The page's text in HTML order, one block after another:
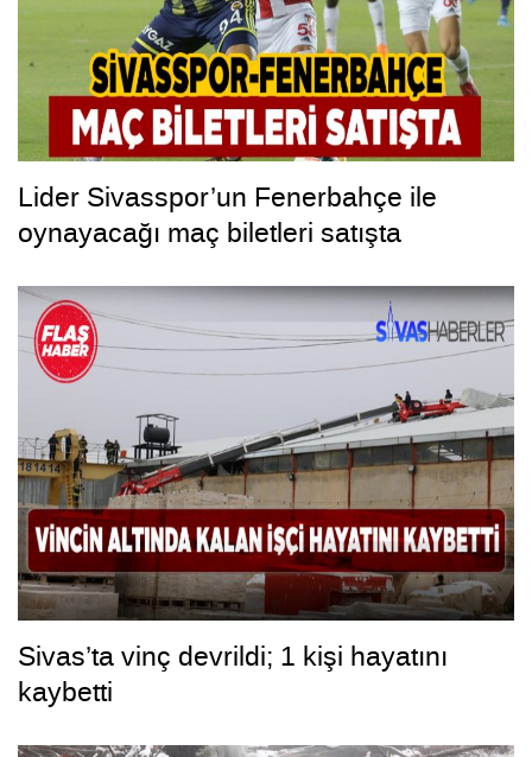
Lider Sivasspor’un Fenerbahçe ile
oynayacağı maç biletleri satışta
Sivas’ta vinç devrildi; 1 kişi hayatını
kaybetti